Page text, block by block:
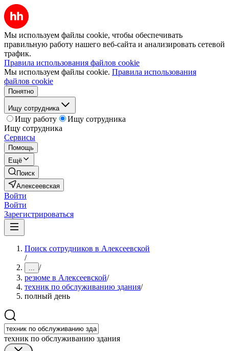
Мы используем файлы cookie, чтобы обеспечивать
правильную работу нашего веб-сайта и анализировать сетевой
трафик.
Правила использования файлов cookie
Мы используем файлы cookie. Правила использования
файлов cookie
Понятно
Ищу сотрудника
Ищу работу
Ищу сотрудника
Ищу сотрудника
Сервисы
Помощь
Ещё
Поиск
Алексеевская
Войти
Войти
Зарегистрироваться
Поиск сотрудников в Алексеевской
/
... /
резюме в Алексеевской/
техник по обслуживанию здания/
полный день
техник по обслуживанию здания